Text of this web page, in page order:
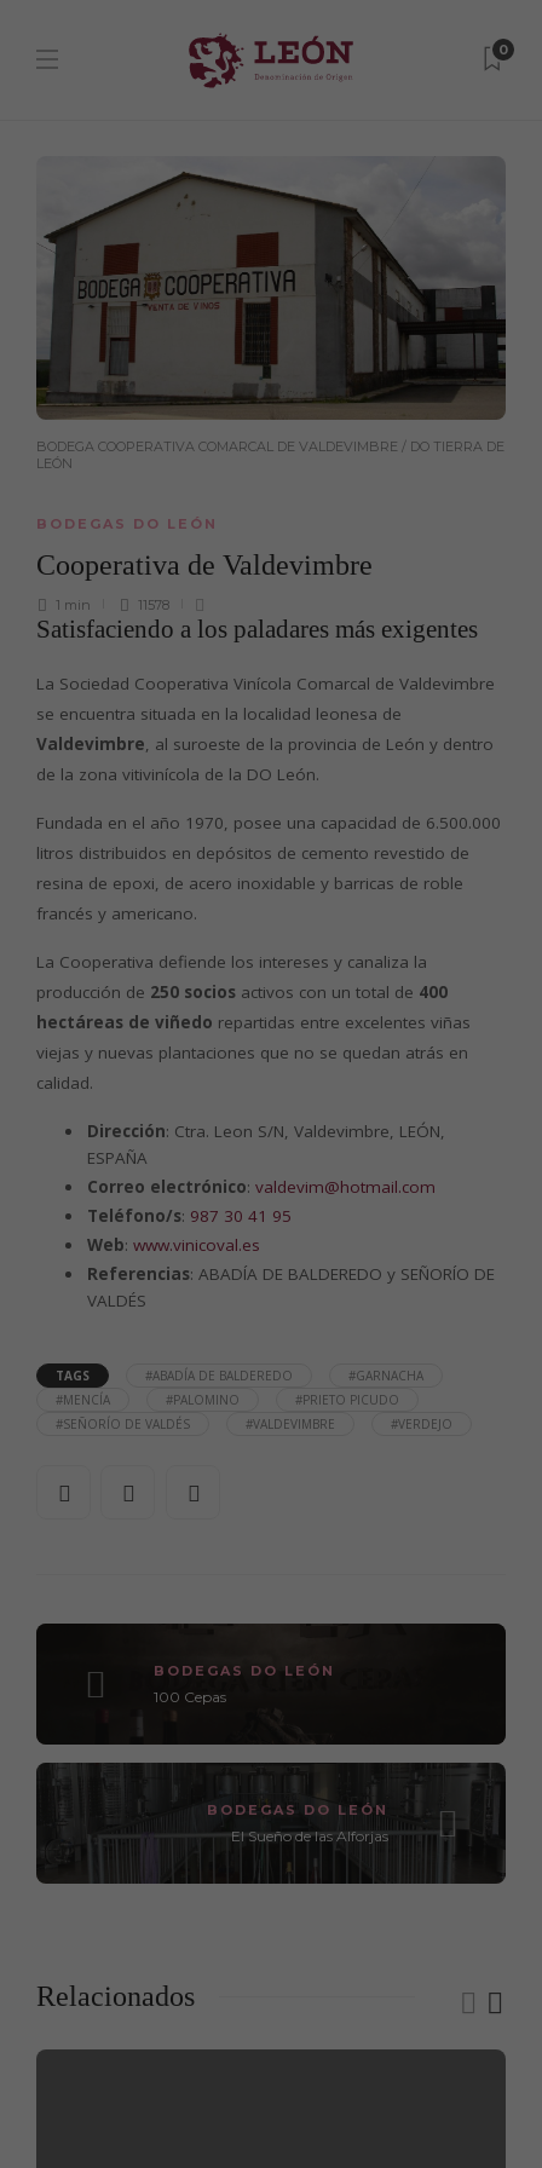
0
BODEGA COOPERATIVA COMARCAL DE VALDEVIMBRE / DO TIERRA DE
LEÓN
BODEGAS DO LEÓN
Cooperativa de Valdevimbre
1 min 11578
Satisfaciendo a los paladares más exigentes
La Sociedad Cooperativa Vinícola Comarcal de Valdevimbre
se encuentra situada en la localidad leonesa de
Valdevimbre, al suroeste de la provincia de León y dentro
de la zona vitivinícola de la DO León.
Fundada en el año 1970, posee una capacidad de 6.500.000
litros distribuidos en depósitos de cemento revestido de
resina de epoxi, de acero inoxidable y barricas de roble
francés y americano.
La Cooperativa defiende los intereses y canaliza la
producción de 250 socios activos con un total de 400
hectáreas de viñedo repartidas entre excelentes viñas
viejas y nuevas plantaciones que no se quedan atrás en
calidad.
Dirección: Ctra. Leon S/N, Valdevimbre, LEÓN,
ESPAÑA
Correo electrónico: valdevim@hotmail.com
Teléfono/s: 987 30 41 95
Web: www.vinicoval.es
Referencias: ABADÍA DE BALDEREDO y SEÑORÍO DE
VALDÉS
TAGS #ABADÍA DE BALDEREDO
#GARNACHA
#MENCÍA
#PALOMINO
#PRIETO PICUDO
#SEÑORÍO DE VALDÉS
#VALDEVIMBRE #VERDEJO
BODEGAS DO LEÓN
100 Cepas
BODEGAS DO LEÓN
El Sueño de las Alforjas
Relacionados